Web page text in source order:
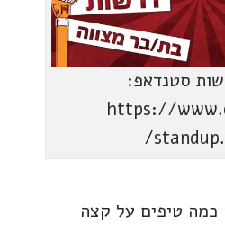
סטנדאפ:
https://
טיפים על קצה